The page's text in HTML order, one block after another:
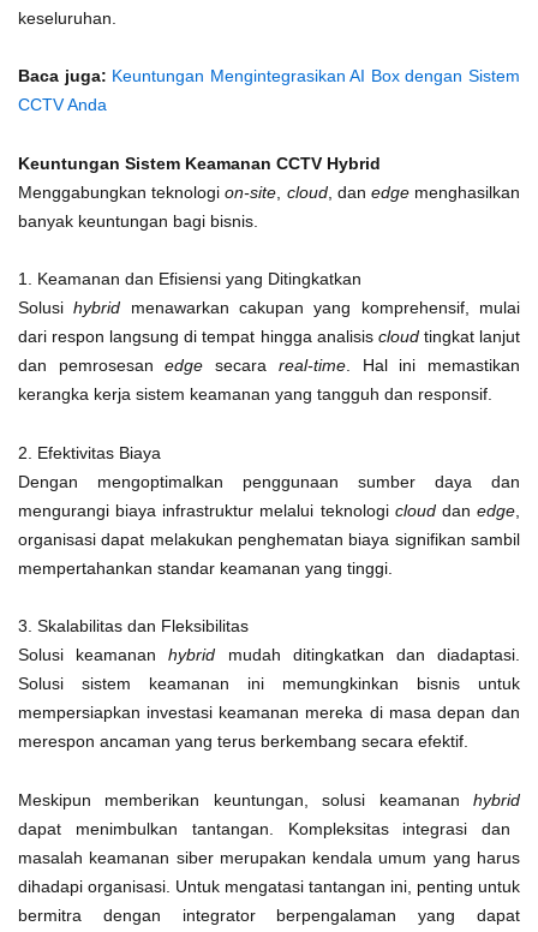
keseluruhan.
Baca juga: Keuntungan Mengintegrasikan AI Box dengan Sistem
CCTV Anda
Keuntungan Sistem Keamanan CCTV Hybrid
Menggabungkan teknologion-site cloud, dan edgemenghasilkan
banyak keuntungan bagi bisnis.
1. Keamanan dan Efisiensi yang Ditingkatkan
Solusihybrid menawarkan cakupan yang komprehensif, mulai
dari respon langsung di tempat hingga analisis cloudtingkat lanjut
dan pemrosesanedge secara real-time. Hal ini memastikan
kerangka kerja sistem keamanan yang tangguh dan responsif.
2. Efektivitas Biaya
Dengan mengoptimalkan penggunaan sumber daya dan
mengurangi biaya infrastruktur melalui teknologi clouddanedge
organisasi dapat melakukan penghematan biaya signifikan sambil
mempertahankan standar keamanan yang tinggi.
3. Skalabilitas dan Fleksibilitas
Solusi keamananhybrid mudah ditingkatkan dan diadaptasi.
Solusi sistem keamanan ini memungkinkan bisnis untuk
mempersiapkan investasi keamanan mereka di masa depan dan
merespon ancaman yang terus berkembang secara efektif.
Meskipun memberikan keuntungan, solusi keamanan hybrid
dapat menimbulkan tantangan. Kompleksitas integrasi dan
masalah keamanan siber merupakan kendala umum yang harus
dihadapi organisasi. Untuk mengatasi tantangan ini, penting untuk
bermitra dengan integrator berpengalaman yang dapat